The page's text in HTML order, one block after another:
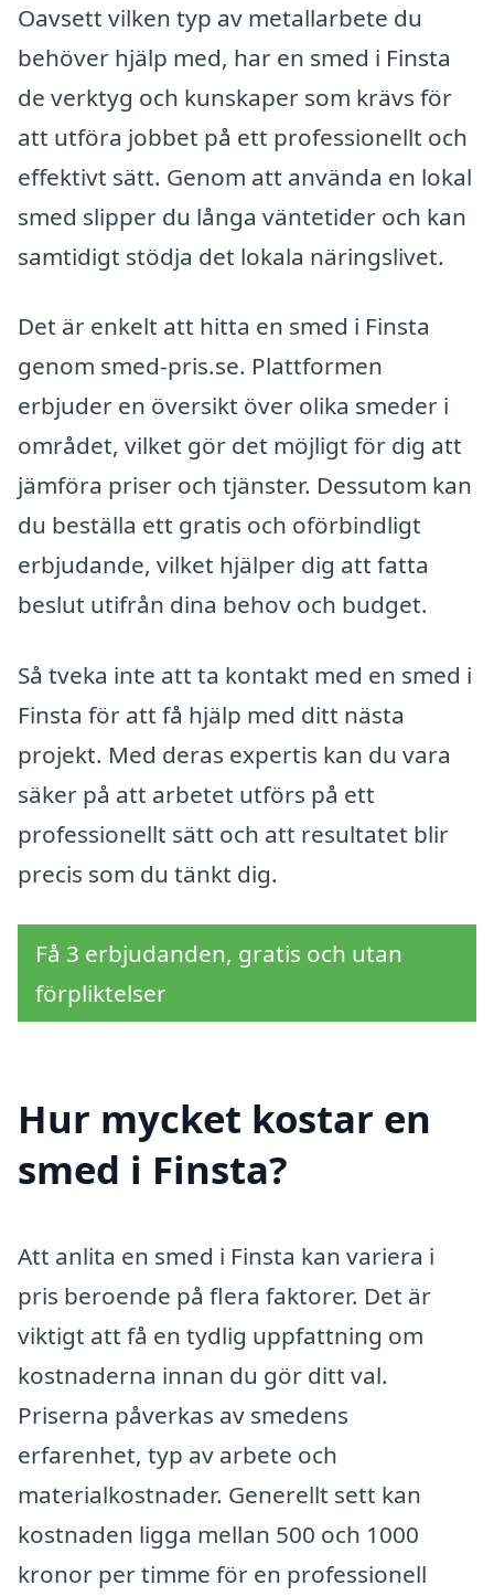
Oavsett vilken typ av metallarbete du
behöver hjälp med, har en smed i Finsta
de verktyg och kunskaper som krävs för
att utföra jobbet på ett professionellt och
effektivt sätt. Genom att använda en lokal
smed slipper du långa väntetider och kan
samtidigt stödja det lokala näringslivet.
Det är enkelt att hitta en smed i Finsta
genom smed-pris.se. Plattformen
erbjuder en översikt över olika smeder i
området, vilket gör det möjligt för dig att
jämföra priser och tjänster. Dessutom kan
du beställa ett gratis och oförbindligt
erbjudande, vilket hjälper dig att fatta
beslut utifrån dina behov och budget.
Så tveka inte att ta kontakt med en smed i
Finsta för att få hjälp med ditt nästa
projekt. Med deras expertis kan du vara
säker på att arbetet utförs på ett
professionellt sätt och att resultatet blir
precis som du tänkt dig.
Få 3 erbjudanden, gratis och utan
förpliktelser
Hur mycket kostar en
smed i Finsta?
Att anlita en smed i Finsta kan variera i
pris beroende på flera faktorer. Det är
viktigt att få en tydlig uppfattning om
kostnaderna innan du gör ditt val.
Priserna påverkas av smedens
erfarenhet, typ av arbete och
materialkostnader. Generellt sett kan
kostnaden ligga mellan 500 och 1000
kronor per timme för en professionell